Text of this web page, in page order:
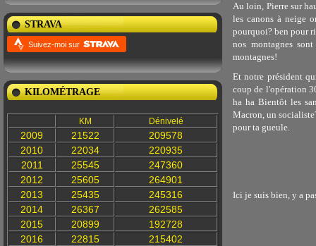
STRAVA
Suivez-moi sur
KILOMÉTRAGE
KM Dénivelé
2009 21522
209578
2010
22034
220935
2011
25545
247360
2012
25605
264901
2013
25435
245316
2014
26367
262585
2015
20899
192728
2016
22815
215402
Au loin, Pierre sur
les canons à neige
pourquoi? ben pour
nos montagnes
montagnes!
Et notre président
coup de l'opération
ha ha Bientôt les
Macron, un
pour ta gueule.
Ici je suis bien, y a